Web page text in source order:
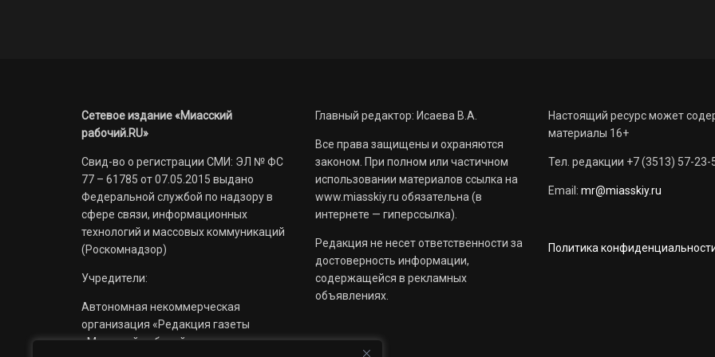
Сетевое издание «Миасский
рабочий.RU»
Свид-во о регистрации СМИ: ЭЛ № ФС
77 – 61785 от 07.05.2015 выдано
Федеральной службой по надзору в
сфере связи, информационных
технологий и массовых коммуникаций
(Роскомнадзор)
Учредители:
Автономная некоммерческая
организация «Редакция газеты
«Миасский рабочий»;
Главный редактор: Исаева В.А.
Все права защищены и охраняются
законом. При полном или частичном
использовании материалов ссылка на
www.miasskiy.ru обязательна (в
интернете — гиперссылка).
Редакция не несет ответственности за
достоверность информации,
содержащейся в рекламных
объявлениях.
Настоящий ресурс может
материалы 16+
Тел. редакции +7 (3513) 57-23-
Email: mr@miasskiy.ru
Политика